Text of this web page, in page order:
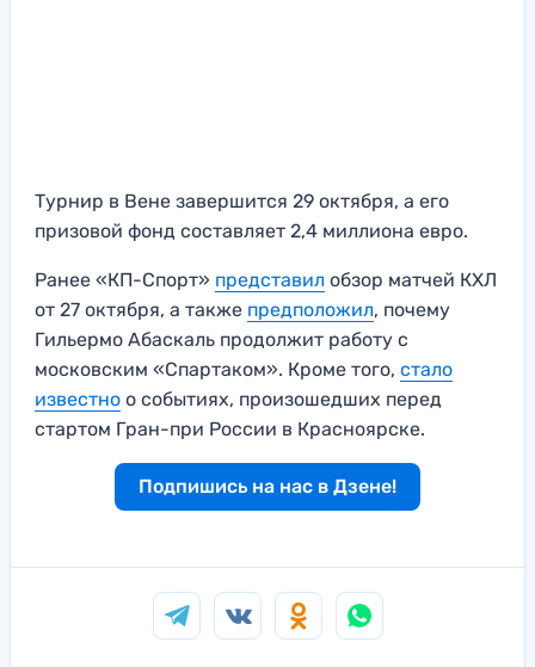
Турнир в Вене завершится 29 октября, а его
призовой фонд составляет 2,4 миллиона евро.
Ранее «КП-Спорт» представил обзор матчей КХЛ
от 27 октября, а также предположил, почему
Гильермо Абаскаль продолжит работу с
московским «Спартаком». Кроме того, стало
известно о событиях, произошедших перед
стартом Гран-при России в Красноярске.
Подпишись на нас в Дзене!